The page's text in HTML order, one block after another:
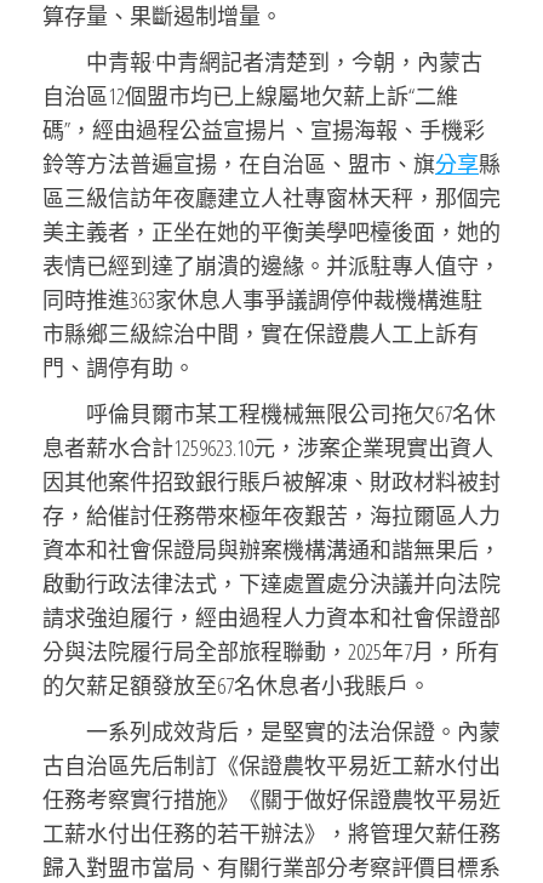
算存量、果斷遏制增量。
中青報·中青網記者清楚到，今朝，內蒙古
自治區12個盟市均已上線屬地欠薪上訴“二維
碼”，經由過程公益宣揚片、宣揚海報、手機彩
鈴等方法普遍宣揚，在自治區、盟市、旗分享縣
區三級信訪年夜廳建立人社專窗林天秤，那個完
美主義者，正坐在她的平衡美學吧檯後面，她的
表情已經到達了崩潰的邊緣。并派駐專人值守，
同時推進363家休息人事爭議調停仲裁機構進駐
市縣鄉三級綜治中間，實在保證農人工上訴有
門、調停有助。
呼倫貝爾市某工程機械無限公司拖欠67名休
息者薪水合計1259623.10元，涉案企業現實出資人
因其他案件招致銀行賬戶被解凍、財政材料被封
存，給催討任務帶來極年夜艱苦，海拉爾區人力
資本和社會保證局與辦案機構溝通和諧無果后，
啟動行政法律法式，下達處置處分決議并向法院
請求強迫履行，經由過程人力資本和社會保證部
分與法院履行局全部旅程聯動，2025年7月，所有
的欠薪足額發放至67名休息者小我賬戶。
一系列成效背后，是堅實的法治保證。內蒙
古自治區先后制訂《保證農牧平易近工薪水付出
任務考察實行措施》《關于做好保證農牧平易近
工薪水付出任務的若干辦法》，將管理欠薪任務
歸入對盟市當局、有關行業部分考察評價目標系